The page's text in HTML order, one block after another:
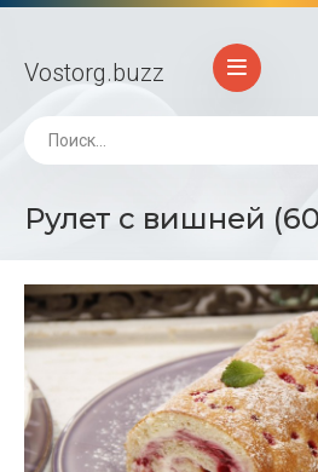
Vostorg.buzz
Рулет с вишней